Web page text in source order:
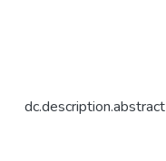
dc.description.abstract